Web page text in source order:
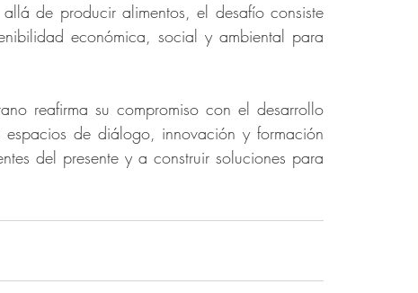
de producir alimentos, el desafío consiste
económica, social y ambiental para
reafirma su compromiso con el desarrollo
de diálogo, innovación y formación
del presente y a construir soluciones para